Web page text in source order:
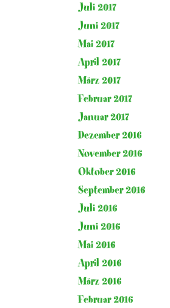
Juli 2017
Juni 2017
Mai 2017
April 2017
März 2017
Februar 2017
Januar 2017
Dezember 2016
November 2016
Oktober 2016
September 2016
Juli 2016
Juni 2016
Mai 2016
April 2016
März 2016
Februar 2016